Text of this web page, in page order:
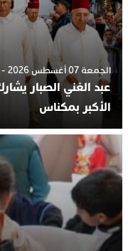
الجمعة 07 أغسطس 2026 - 2:42
عبد الغني الصبار
الأكبر بمكناس